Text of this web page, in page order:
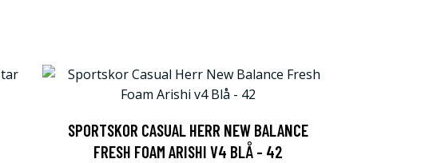
SPORTSKOR CASUAL HERR NEW BALANCE
FRESH FOAM ARISHI V4 BLÅ - 42